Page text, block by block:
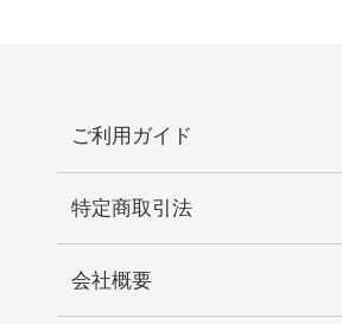
油、ホホバ種子油、ルビー末、
ー、ダイヤモンド末、フェノキシ
肌に直射日光が当たって上記のよ
位には使わないでください。3.目
注意し、入った時は、すぐに充分
ださい。4.保管及び取り扱い上の注意 1)直
の当たる場所、極端な高温・低温
保管してください。 2)乳幼児の手が届かない場所
ご利用ガイド
特定商取引法
会社概要